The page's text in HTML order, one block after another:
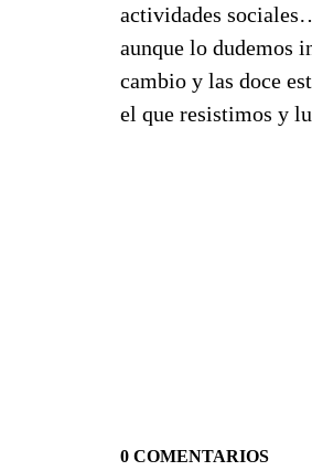
actividades
aunque lo dudemos
cambio y las doce
el que resistimos y
0 COMENTARIOS